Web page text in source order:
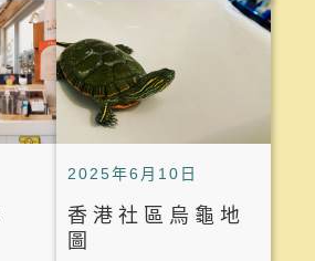
2025年6月10日
香港社區烏龜地
圖